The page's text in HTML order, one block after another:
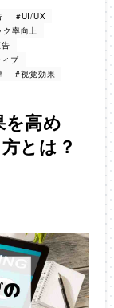
#UI/UX
ク率向上
ブ
#視覚効果
高め
とは？